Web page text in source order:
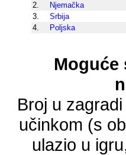
2.
Njemačka
3.
Srbija
4.
Poljska
Broj u
učinkom (s
ulazio u